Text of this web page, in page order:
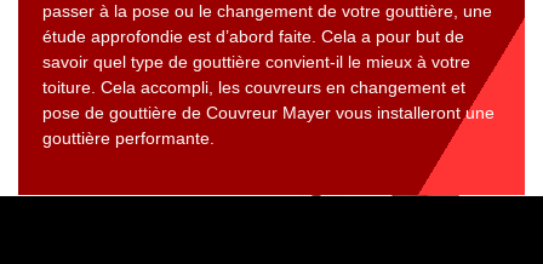
passer à la pose ou le changement de votre gouttière, une
étude approfondie est d’abord faite. Cela a pour but de
savoir quel type de gouttière convient-il le mieux à votre
toiture. Cela accompli, les couvreurs en changement et
pose de gouttière de Couvreur Mayer vous installeront une
gouttière performante.